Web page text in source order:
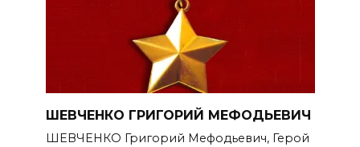
ШЕВЧЕНКО ГРИГОРИЙ МЕФОДЬЕВИЧ
ШЕВЧЕНКО Григорий Мефодьевич, Герой